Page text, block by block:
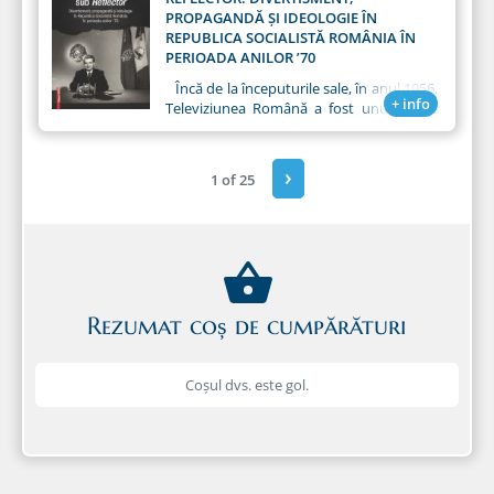
din diferite zone şi aspecte ale realităţii”.
PROPAGANDĂ ŞI IDEOLOGIE ÎN
REPUBLICA SOCIALISTĂ ROMÂNIA ÎN
PERIOADA ANILOR ’70
Încă de la începuturile sale, în anul 1956,
Televiziunea Română a fost unul dintre
instrumentele prin care vocea
atât la propriu, cât şi la figurat –, având ca
rol primordial propagarea ideologiei
+ info
1 of 25 ›
Rezumat coș de cumpărături
Coșul dvs. este gol.